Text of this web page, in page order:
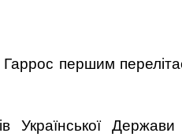
першим
Української